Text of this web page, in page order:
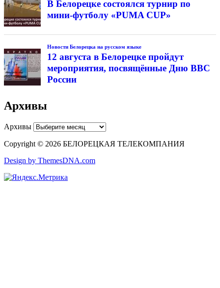
В Белорецке состоялся турнир по
мини-футболу «PUMA CUP»
Новости Белорецка на русском языке
12 августа в Белорецке пройдут
мероприятия, посвящённые Дню ВВС
России
Архивы
Архивы
Copyright © 2026 БЕЛОРЕЦКАЯ ТЕЛЕКОМПАНИЯ
Design by ThemesDNA.com